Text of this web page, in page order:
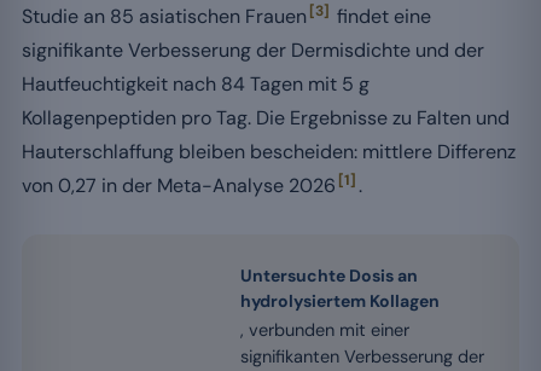
Studie an 85 asiatischen Frauen [3] findet eine
signifikante Verbesserung der Dermisdichte und der
Hautfeuchtigkeit nach 84 Tagen mit 5 g
Kollagenpeptiden pro Tag. Die Ergebnisse zu Falten und
Hauterschlaffung bleiben bescheiden: mittlere Differenz
von 0,27 in der Meta-Analyse 2026 [1] .
Untersuchte Dosis an
hydrolysiertem Kollagen
, verbunden mit einer
signifikanten Verbesserung der